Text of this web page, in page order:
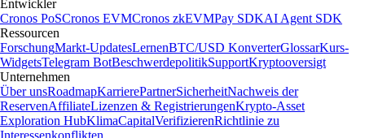
Entwickler
Cronos PoSCronos EVMCronos zkEVMPay SDKAI Agent SDK
Ressourcen
ForschungMarkt-UpdatesLernenBTC/USD KonverterGlossarKurs-
WidgetsTelegram BotBeschwerdepolitikSupportKryptooversigt
Unternehmen
Über unsRoadmapKarrierePartnerSicherheitNachweis der
ReservenAffiliateLizenzen & RegistrierungenKrypto-Asset
Exploration HubKlimaCapitalVerifizierenRichtlinie zu
Interessenkonflikten